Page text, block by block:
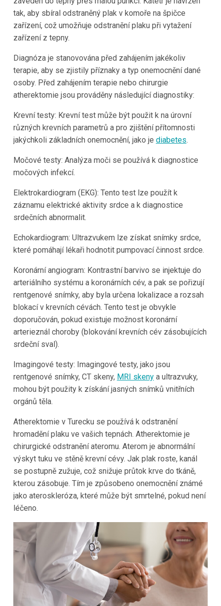
tak, aby sbíral odstraněný plak v komoře na špičce
zařízení, což umožňuje odstranění plaku při vytažení
zařízení z tepny.
Diagnóza je stanovována před zahájením jakékoliv
terapie, aby se zjistily příznaky a typ onemocnění dané
osoby. Před zahájením terapie nebo chirurgie
atherektomie jsou prováděny následující diagnostiky:
Krevní testy: Krevní test může být použit k na úrovní
různých krevních parametrů a pro zjištění přítomnosti
jakýchkoli základních onemocnění, jako je diabetes.
Močové testy: Analýza moči se používá k diagnostice
močových infekcí.
Elektrokardiogram (EKG): Tento test lze použít k
záznamu elektrické aktivity srdce a k diagnostice
srdečních abnormalit.
Echokardiogram: Ultrazvukem lze získat snímky srdce,
které pomáhají lékaři hodnotit pumpovací činnost srdce.
Koronární angiogram: Kontrastní barvivo se injektuje do
arteriálního systému a koronárních cév, a pak se pořizují
rentgenové snímky, aby byla určena lokalizace a rozsah
blokací v krevních cévách. Tento test je obvykle
doporučován, pokud existuje možnost koronární
arterieznál choroby (blokování krevních cév zásobujících
srdeční sval).
Imagingové testy: Imagingové testy, jako jsou
rentgenové snímky, CT skeny, MRI skenya ultrazvuky,
mohou být použity k získání jasných snímků vnitřních
orgánů těla.
Atherektomie v Turecku se používá k odstranění
hromadění plaku ve vašich tepnách. Atherektomie je
chirurgické odstranění ateromu. Aterom je abnormální
výskyt tuku ve stěně krevní cévy. Jak plak roste, kanál
se postupně zužuje, což snižuje průtok krve do tkáně,
kterou zásobuje. Tím je způsobeno onemocnění známé
jako ateroskleróza, které může být smrtelné, pokud není
léčeno.